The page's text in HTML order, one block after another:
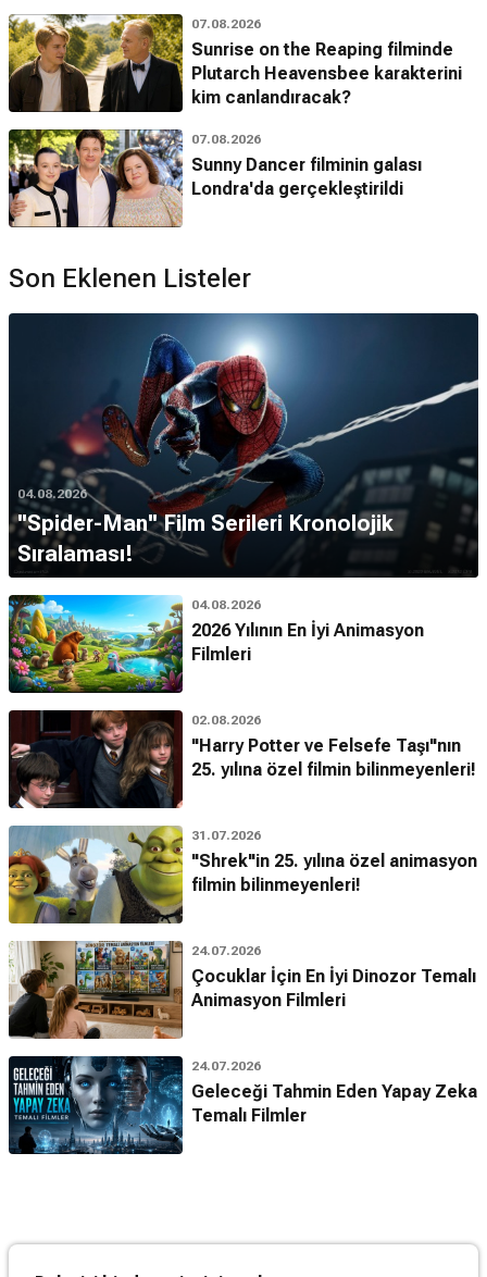
07.08.2026
Sunrise on the Reaping filminde
Plutarch Heavensbee karakterini
kim canlandıracak?
07.08.2026
Sunny Dancer filminin galası
Londra'da gerçekleştirildi
Son Eklenen Listeler
04.08.2026
''Spider-Man'' Film Serileri Kronolojik
Sıralaması!
04.08.2026
2026 Yılının En İyi Animasyon
Filmleri
02.08.2026
"Harry Potter ve Felsefe Taşı"nın
25. yılına özel filmin bilinmeyenleri!
31.07.2026
"Shrek"in 25. yılına özel animasyon
filmin bilinmeyenleri!
24.07.2026
Çocuklar İçin En İyi Dinozor Temalı
Animasyon Filmleri
24.07.2026
Geleceği Tahmin Eden Yapay Zeka
Temalı Filmler